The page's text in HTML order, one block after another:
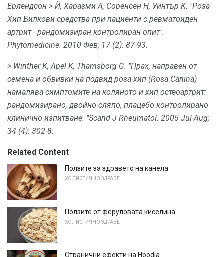
Ерлендсон > Й, Харазми А, Соренсен Н, Уинтър К. "Роза
Хип Билкови средства при пациенти с ревматоиден
артрит - рандомизиран контролиран опит".
Phytomedicine. 2010 Фев; 17 (2): 87-93.
> Winther K, Apel K, Thamsborg G. "Прах, направен от
семена и обвивки на подвид роза-хип (Rosa Canina)
намалява симптомите на коляното и хип остеоартрит:
рандомизирано, двойно-сляпо, плацебо контролирано
клинично изпитване. "Scand J Rheumatol. 2005 Jul-Aug;
34 (4): 302-8.
Related Content
Ползите за здравето на канела
ХОЛИСТИЧНО ЗДРАВЕ
Ползите от феруловата киселина
ХОЛИСТИЧНО ЗДРАВЕ
Странични ефекти на Hoodia